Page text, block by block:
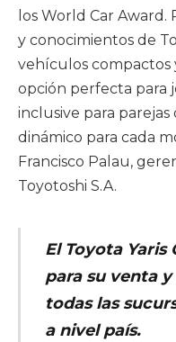
los World Car
y conocimientos de
vehículos compactos
opción perfecta para
inclusive para
dinámico para cada
Francisco Palau,
Toyotoshi S.A.
El Toyota Yaris
para su venta
todas las
a nivel país.